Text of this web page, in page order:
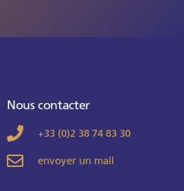
Nous contacter
+33 (0)2 38 74 83 30
envoyer un mail